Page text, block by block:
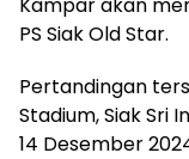
PS Siak Old Star.
Pertandingan
Stadium, Siak Sri
14 Desember